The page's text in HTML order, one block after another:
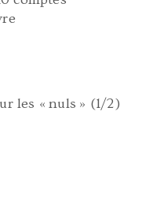
les « nuls » (1/2)